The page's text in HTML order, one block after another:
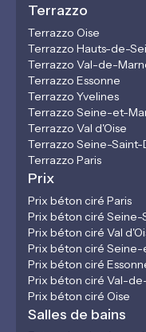
Terrazzo
Terrazzo Oise
Terrazzo Hauts-de-
Terrazzo Val-de-
Terrazzo Essonne
Terrazzo Yvelines
Terrazzo Seine-et-
Terrazzo Val d'Oise
Terrazzo Seine-Saint-
Terrazzo Paris
Prix
Prix béton ciré Paris
Prix béton ciré Seine-
Prix béton ciré Val
Prix béton ciré
Prix béton ciré
Prix béton ciré Val-
Prix béton ciré Oise
Salles de bains